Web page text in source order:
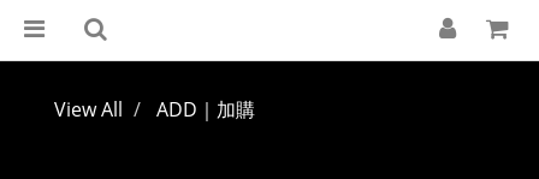
View All ADD｜加購